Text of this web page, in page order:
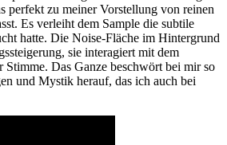
perfekt zu meiner Vorstellung von reinen
Es verleiht dem Sample die subtile
hatte. Die Noise-Fläche im Hintergrund
sie interagiert mit dem
Stimme. Das Ganze beschwört bei mir so
und Mystik herauf, das ich auch bei